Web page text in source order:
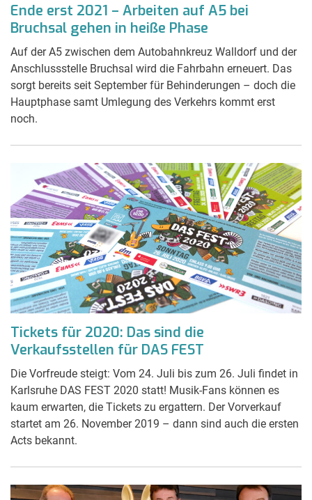
Ende erst 2021 – Arbeiten auf A5 bei
Bruchsal gehen in heiße Phase
Auf der A5 zwischen dem Autobahnkreuz Walldorf und der
Anschlussstelle Bruchsal wird die Fahrbahn erneuert. Das
sorgt bereits seit September für Behinderungen – doch die
Hauptphase samt Umlegung des Verkehrs kommt erst
noch.
Tickets für 2020: Das sind die
Verkaufsstellen für DAS FEST
Die Vorfreude steigt: Vom 24. Juli bis zum 26. Juli findet in
Karlsruhe DAS FEST 2020 statt! Musik-Fans können es
kaum erwarten, die Tickets zu ergattern. Der Vorverkauf
startet am 26. November 2019 – dann sind auch die ersten
Acts bekannt.